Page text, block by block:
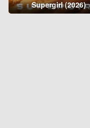
Supergirl (2026)